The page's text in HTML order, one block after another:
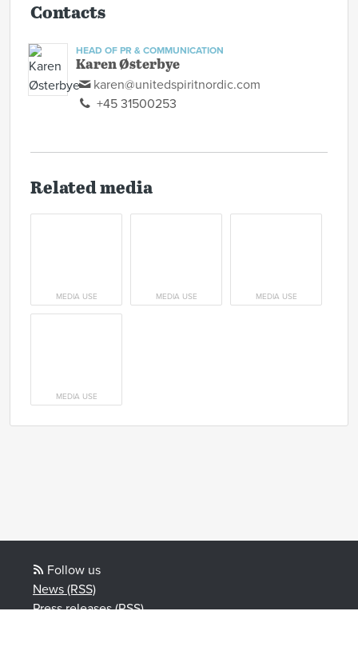
Contacts
HEAD OF PR & COMMUNICATION
Karen Østerbye
karen@unitedspiritnordic.com
+45 31500253
Related media
MEDIA USE MEDIA USE MEDIA USE
MEDIA USE
Follow us
News (RSS)
Press releases (RSS)